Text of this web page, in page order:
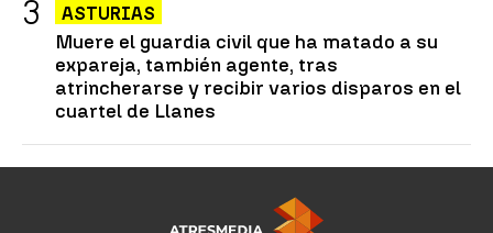
ASTURIAS
Muere el guardia civil que ha matado a su
expareja, también agente, tras
atrincherarse y recibir varios disparos en el
cuartel de Llanes